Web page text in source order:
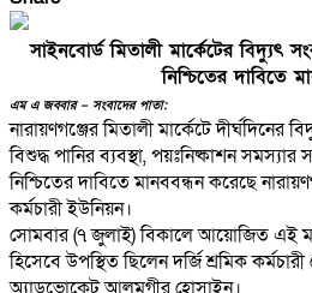
সাইনবোর্ড মিতালী মার্কেটের বিদ্যুৎ
নিশ্চিতের দাবিতে
এম এ জব্বার – সংবাদের পাতা:
নারায়ণগঞ্জের মিতালী মার্কেটে দীর্ঘদিনের
বিশুদ্ধ পানির ব্যবস্থা, পয়ঃনিষ্কাশন সমস্যার
নিশ্চিতের দাবিতে মানববন্ধন করেছে
কর্মচারী ইউনিয়ন।
সোমবার (৭ জুলাই) বিকালে আয়োজিত এই
হিসেবে উপস্থিত ছিলেন দর্জি শ্রমিক